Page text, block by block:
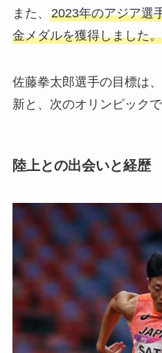
また、 2023年のアジア選
金メダルを獲得しました。
佐藤拳太郎選手の目標は
新と、次のオリンピック
陸上との出会いと経歴